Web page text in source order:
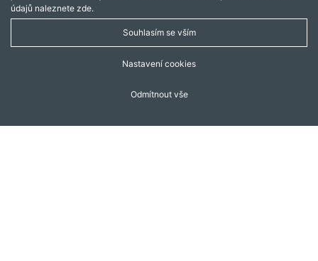
Captcha obnovit
údajů naleznete zde.
Souhlasím se vším
Nastavení cookies
Odmítnout vše